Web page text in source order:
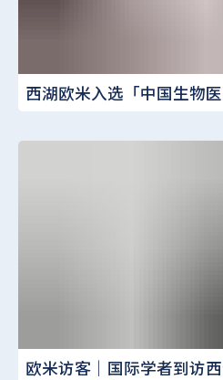
西湖欧米入选「中国生物
欧米访客｜国际学者到访